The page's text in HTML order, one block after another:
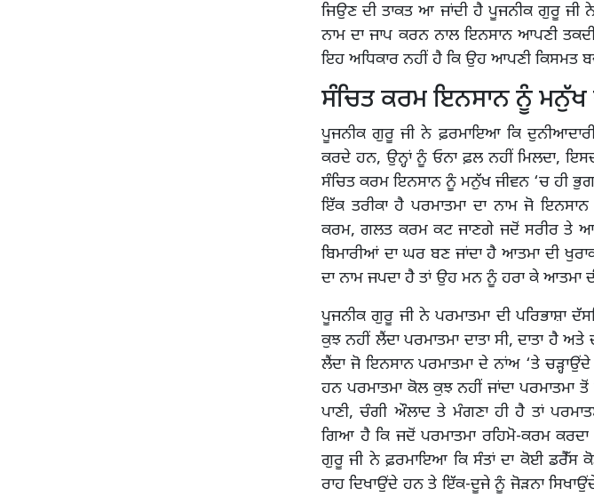
ਜਿਉਣ ਦੀ ਤਾਕਤ ਆ ਜਾਂਦੀ ਹੈ ਪੂਜਨੀਕ ਗੁਰੂ
ਨਾਮ ਦਾ ਜਾਪ ਕਰਨ ਨਾਲ ਇਨਸਾਨ ਆਪਣੀ
ਇਹ ਅਧਿਕਾਰ ਨਹੀਂ ਹੈ ਕਿ ਉਹ ਆਪਣੀ ਕਿਸਮਤ
ਸੰਚਿਤ ਕਰਮ ਇਨਸਾਨ ਨੂੰ ਮਨੁੱਖ
ਪੂਜਨੀਕ ਗੁਰੂ ਜੀ ਨੇ ਫ਼ਰਮਾਇਆ ਕਿ
ਕਰਦੇ ਹਨ, ਉਨ੍ਹਾਂ ਨੂੰ ਓਨਾ ਫ਼ਲ ਨਹੀਂ ਮਿਲਦਾ,
ਸੰਚਿਤ ਕਰਮ ਇਨਸਾਨ ਨੂੰ ਮਨੁੱਖ ਜੀਵਨ ‘ਚ ਹੀ
ਇੱਕ ਤਰੀਕਾ ਹੈ ਪਰਮਾਤਮਾ ਦਾ ਨਾਮ ਜੋ
ਕਰਮ, ਗਲਤ ਕਰਮ ਕਟ ਜਾਣਗੇ ਜਦੋਂ ਸਰੀਰ ਤੇ
ਬਿਮਾਰੀਆਂ ਦਾ ਘਰ ਬਣ ਜਾਂਦਾ ਹੈ ਆਤਮਾ ਦੀ
ਦਾ ਨਾਮ ਜਪਦਾ ਹੈ ਤਾਂ ਉਹ ਮਨ ਨੂੰ ਹਰਾ ਕੇ ਆਤਮਾ
ਪੂਜਨੀਕ ਗੁਰੂ ਜੀ ਨੇ ਪਰਮਾਤਮਾ ਦੀ ਪਰਿਭਾਸ਼ਾ
ਕੁਝ ਨਹੀਂ ਲੈਂਦਾ ਪਰਮਾਤਮਾ ਦਾਤਾ ਸੀ, ਦਾਤਾ ਹੈ ਅਤੇ
ਲੈਂਦਾ ਜੋ ਇਨਸਾਨ ਪਰਮਾਤਮਾ ਦੇ ਨਾਂਅ ‘ਤੇ
ਹਨ ਪਰਮਾਤਮਾ ਕੋਲ ਕੁਝ ਨਹੀਂ ਜਾਂਦਾ ਪਰਮਾਤਮਾ
ਪਾਣੀ, ਚੰਗੀ ਔਲਾਦ ਤੇ ਮੰਗਣਾ ਹੀ ਹੈ ਤਾਂ
ਗਿਆ ਹੈ ਕਿ ਜਦੋਂ ਪਰਮਾਤਮਾ ਰਹਿਮੋ-ਕਰਮ
ਗੁਰੂ ਜੀ ਨੇ ਫ਼ਰਮਾਇਆ ਕਿ ਸੰਤਾਂ ਦਾ ਕੋਈ ਡਰੈੱਸ
ਰਾਹ ਦਿਖਾਉਂਦੇ ਹਨ ਤੇ ਇੱਕ-ਦੂਜੇ ਨੂੰ ਜੋੜਨਾ